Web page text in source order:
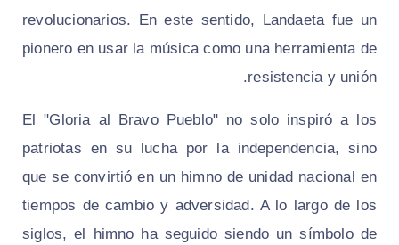
revolucionarios. En este sentido, Landaeta fue un
pionero en usar la música como una herramienta de
resistencia y unión.
El "Gloria al Bravo Pueblo" no solo inspiró a los
patriotas en su lucha por la independencia, sino
que se convirtió en un himno de unidad nacional en
tiempos de cambio y adversidad. A lo largo de los
siglos, el himno ha seguido siendo un símbolo de